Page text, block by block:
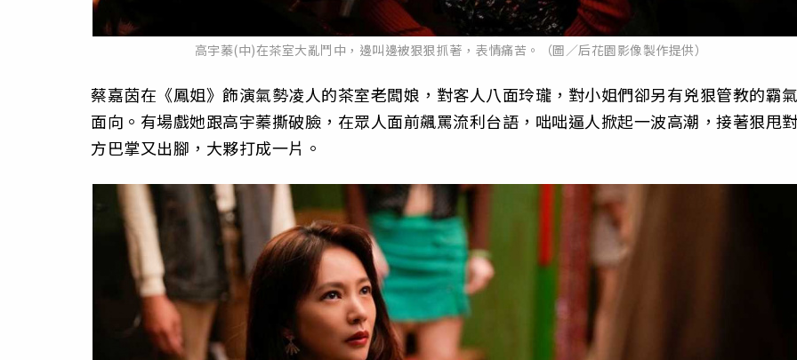
高宇蓁(中)在茶室大亂鬥中，邊叫邊被狠狠抓著，表情痛苦。（圖／后花園影像製作提供）
蔡嘉茵在《鳳姐》飾演氣勢凌人的茶室老闆娘，對客人八面玲瓏，對小姐們卻另有兇狠管教的霸
面向。有場戲她跟高宇蓁撕破臉，在眾人面前飆罵流利台語，咄咄逼人掀起一波高潮，接著狠甩
方巴掌又出腳，大夥打成一片。